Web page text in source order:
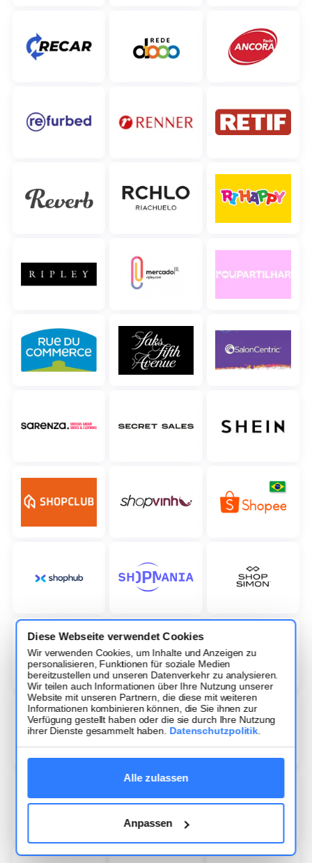
Diese Webseite verwendet Cookies
Wir verwenden Cookies, um Inhalte und Anzeigen zu
personalisieren, Funktionen für soziale Medien
bereitzustellen und unseren Datenverkehr zu analysieren.
Wir teilen auch Informationen über Ihre Nutzung unserer
Website mit unseren Partnern, die diese mit weiteren
Informationen kombinieren können, die Sie ihnen zur
Verfügung gestellt haben oder die sie durch Ihre Nutzung
ihrer Dienste gesammelt haben. Datenschutzpolitik
Alle zulassen
Anpassen